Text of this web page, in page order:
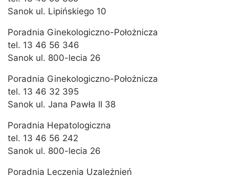
Sanok ul. Lipińskiego 10
Poradnia Ginekologiczno-Położnicza
tel. 13 46 56 346
Sanok ul. 800-lecia 26
Poradnia Ginekologiczno-Położnicza
tel. 13 46 32 395
Sanok ul. Jana Pawła II 38
Poradnia Hepatologiczna
tel. 13 46 56 242
Sanok ul. 800-lecia 26
Poradnia Leczenia Uzależnień